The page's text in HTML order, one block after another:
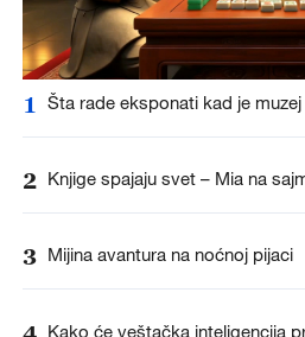
1 Šta rade eksponati kad je
2 Knjige spajaju svet – Mia na
3 Mijina avantura na noćnoj pijaci
Kako će veštačka inteligencija